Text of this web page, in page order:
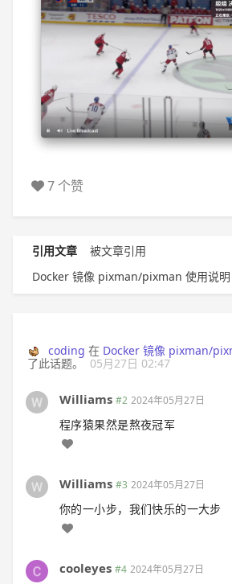
7 个赞
引用文章
被文章引用
Docker 镜像 pixman/pixman 使用说明
coding 在 Docker 镜像 pixman/
了此话题。 05月27日 02:47
Williams #2 2024年05月27日
程序猿果然是熬夜冠军
Williams #3 2024年05月27日
你的一小步，我们快乐的一大步
cooleyes #4 2024年05月27日